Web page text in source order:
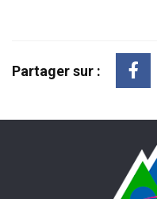
Partager sur :